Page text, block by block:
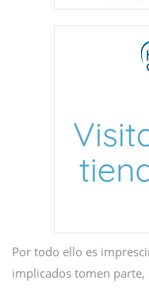
Por todo ello es
implicados tomen